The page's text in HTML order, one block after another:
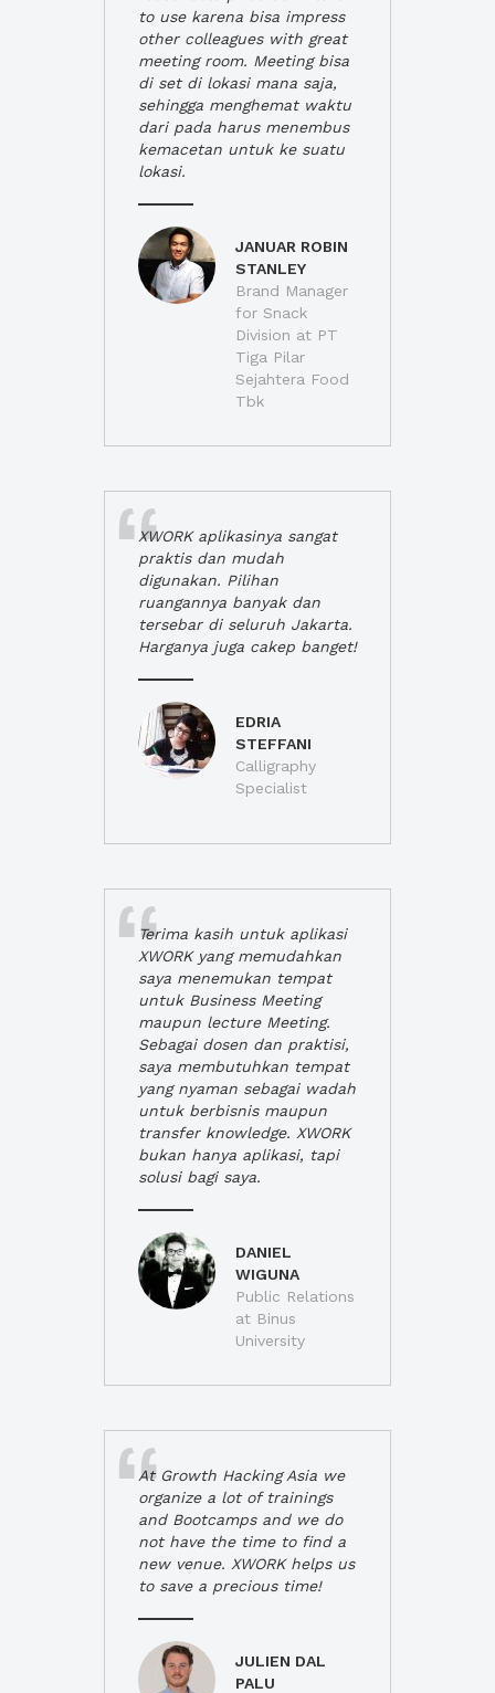
to use karena bisa impress
other colleagues with great
meeting room. Meeting bisa
di set di lokasi mana saja,
sehingga menghemat waktu
dari pada harus menembus
kemacetan untuk ke suatu
lokasi.
JANUAR ROBIN
STANLEY
Brand Manager
for Snack
Division at PT
Tiga Pilar
Sejahtera Food
Tbk
XWORK aplikasinya sangat
praktis dan mudah
digunakan. Pilihan
ruangannya banyak dan
tersebar di seluruh Jakarta.
Harganya juga cakep banget!
EDRIA
STEFFANI
Calligraphy
Specialist
Terima kasih untuk aplikasi
XWORK yang memudahkan
saya menemukan tempat
untuk Business Meeting
maupun lecture Meeting.
Sebagai dosen dan praktisi,
saya membutuhkan tempat
yang nyaman sebagai wadah
untuk berbisnis maupun
transfer knowledge. XWORK
bukan hanya aplikasi, tapi
solusi bagi saya.
DANIEL
WIGUNA
Public Relations
at Binus
University
At Growth Hacking Asia we
organize a lot of trainings
and Bootcamps and we do
not have the time to find a
new venue. XWORK helps us
to save a precious time!
JULIEN DAL
PALU